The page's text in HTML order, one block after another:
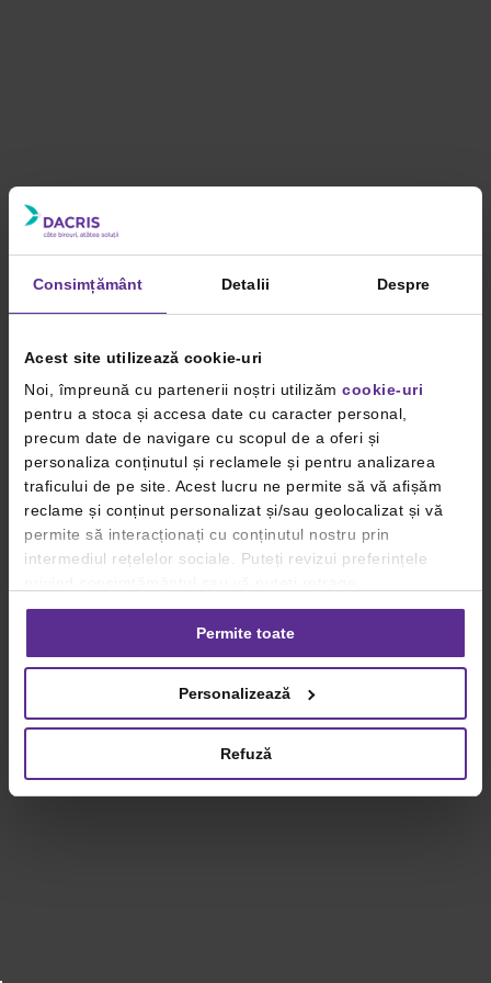
Consimțământ Detalii Despre
Acest site utilizează cookie-uri
Noi, împreună cu partenerii noștri utilizăm cookie-uri
pentru a stoca și accesa date cu caracter personal,
precum date de navigare cu scopul de a oferi și
personaliza conținutul și reclamele și pentru analizarea
traficului de pe site. Acest lucru ne permite să vă afișăm
reclame și conținut personalizat și/sau geolocalizat și vă
permite să interacționați cu conținutul nostru prin
intermediul rețelelor sociale. Puteți revizui preferințele
consimțământul oricând, făcând click pe linkul către
setările dvs. de cookie-uri.
privind utilizarea modulelor cookie.Detalii
Permite toate
Personalizează
Refuză